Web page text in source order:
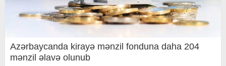
Azərbaycanda kirayə mənzil fonduna daha 204
mənzil əlavə olunub